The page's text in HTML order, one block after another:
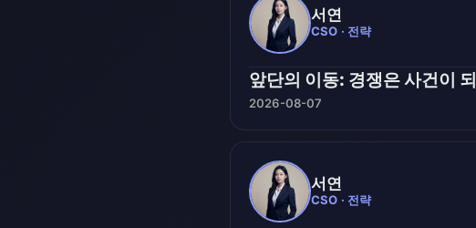
서연
CSO · 전략
앞단의 이동: 경쟁은 사건이
2026-08-07
서연
CSO · 전략